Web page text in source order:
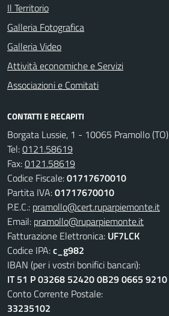
Il Territorio
Galleria Fotografica
Galleria Video
Attività economiche e Servizi
Associazioni e Comitati
CONTATTI E RECAPITI
Borgata Lussie, 1 - 10065 Pramollo (TO)
Tel:0121.58619
Fax:0121.58619
Codice Fiscale:01717670010
Partita IVA:01717670010
P.E.C.: pramollo@cert.ruparpiemonte.it
Email: pramollo@ruparpiemonte.it
Fatturazione Elettronica: UF7LCK
Codice IPA:c_g982
IBAN (per i vostri bonifici bancari):
IT 51 P 03268 52420 0B29 0665 9210
Conto Corrente Postale:
33235102